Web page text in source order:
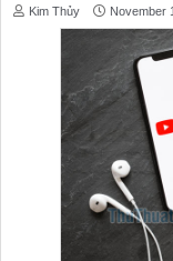
Kim Thủy November